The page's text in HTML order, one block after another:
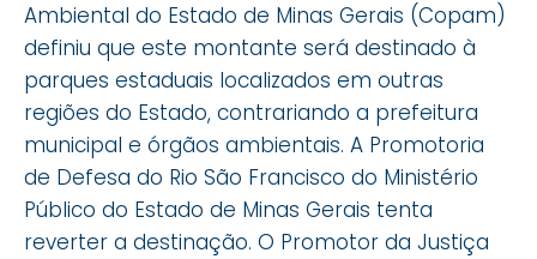
Ambiental do Estado de Minas Gerais (Copam)
definiu que este montante será destinado à
parques estaduais localizados em outras
regiões do Estado, contrariando a prefeitura
municipal e órgãos ambientais. A Promotoria
de Defesa do Rio São Francisco do Ministério
Público do Estado de Minas Gerais tenta
reverter a destinação. O Promotor da Justiça